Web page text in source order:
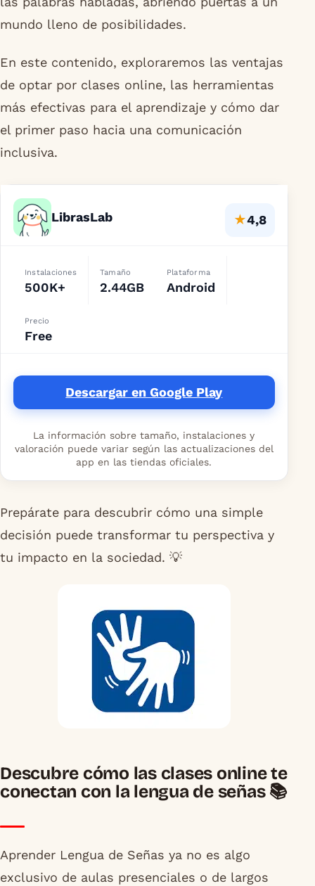
mundo lleno de posibilidades.
En este contenido, exploraremos las ventajas
de optar por clases online, las herramientas
más efectivas para el aprendizaje y cómo dar
el primer paso hacia una comunicación
inclusiva.
LibrasLab ★4,8
Instalaciones
500K+
Tamaño
2.44GB
Plataforma
Android
Precio
Free
Descargar en Google Play
La información sobre tamaño, instalaciones y
valoración puede variar según las actualizaciones del
app en las tiendas oficiales.
Prepárate para descubrir cómo una simple
decisión puede transformar tu perspectiva y
tu impacto en la sociedad. 💡
Descubre cómo las clases online te
conectan con la lengua de señas 📚
Aprender Lengua de Señas ya no es algo
exclusivo de aulas presenciales o de largos